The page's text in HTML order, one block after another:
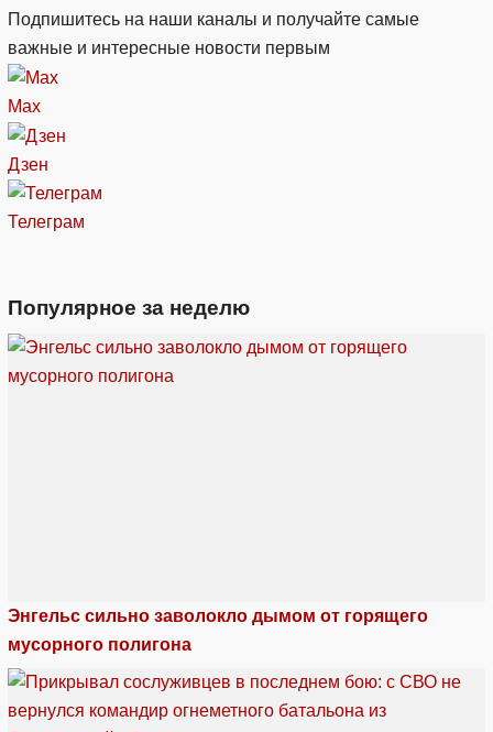
Подпишитесь на наши каналы и получайте самые
важные и интересные новости первым
Max
Дзен
Телеграм
Популярное за неделю
Энгельс сильно заволокло дымом от горящего
мусорного полигона